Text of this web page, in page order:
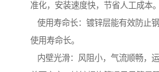
准化，安装速度快，节省人工成本。
使用寿命长：镀锌层能有效防止钢
使用寿命长。
内壁光滑：风阻小，气流顺畅，运